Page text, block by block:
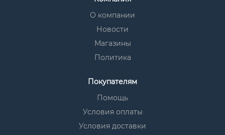
О компании
Новости
Магазины
Политика
Покупателям
Помощь
Условия оплаты
Условия доставки